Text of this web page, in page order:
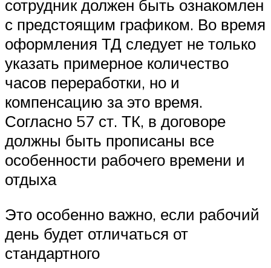
сотрудник должен быть ознакомлен
с предстоящим графиком. Во время
оформления ТД следует не только
указать примерное количество
часов переработки, но и
компенсацию за это время.
Согласно 57 ст. ТК, в договоре
должны быть прописаны все
особенности рабочего времени и
отдыха
Это особенно важно, если рабочий
день будет отличаться от
стандартного